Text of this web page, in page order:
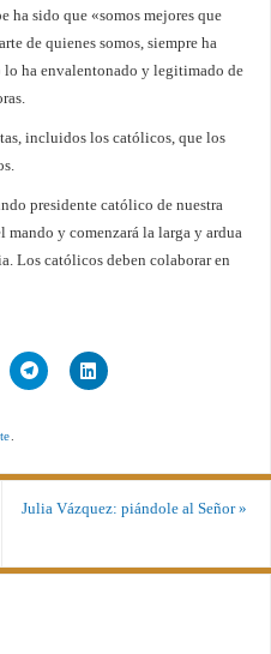
ha sido que «somos mejores que
de quienes somos, siempre ha
lo ha envalentonado y legitimado de
incluidos los católicos, que los
presidente católico de nuestra
mando y comenzará la larga y ardua
Los católicos deben colaborar en
Julia Vázquez: piándole al Señor»